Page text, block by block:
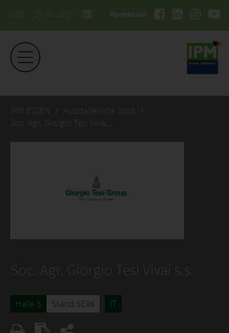
26.01. - 29.01.2027 #ipmessen
IPM ESSEN
Ausstellerliste 2026
Soc. Agr. Giorgio Tesi Vivai s.s.
Soc. Agr. Giorgio Tesi Vivai s.s.
Halle 5 Stand 5E36 IT